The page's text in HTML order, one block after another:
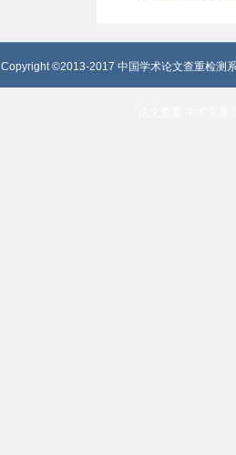
Copyright ©2013-2017 中国学术论文查重检